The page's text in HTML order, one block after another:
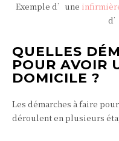
Exemple d’une
QUELLES
POUR AVOIR
DOMICILE ?
Les démarches à faire
déroulent en plusieurs